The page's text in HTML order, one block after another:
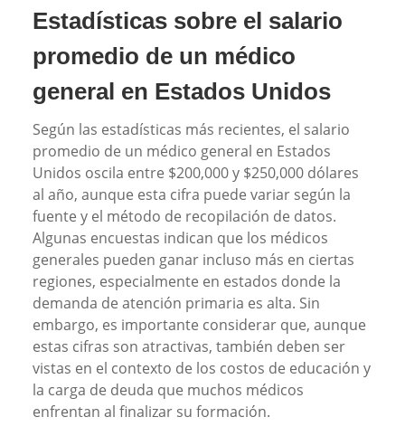
Estadísticas sobre el salario
promedio de un médico
general en Estados Unidos
Según las estadísticas más recientes, el salario
promedio de un médico general en Estados
Unidos oscila entre $200,000 y $250,000 dólares
al año, aunque esta cifra puede variar según la
fuente y el método de recopilación de datos.
Algunas encuestas indican que los médicos
generales pueden ganar incluso más en ciertas
regiones, especialmente en estados donde la
demanda de atención primaria es alta. Sin
embargo, es importante considerar que, aunque
estas cifras son atractivas, también deben ser
vistas en el contexto de los costos de educación y
la carga de deuda que muchos médicos
enfrentan al finalizar su formación.